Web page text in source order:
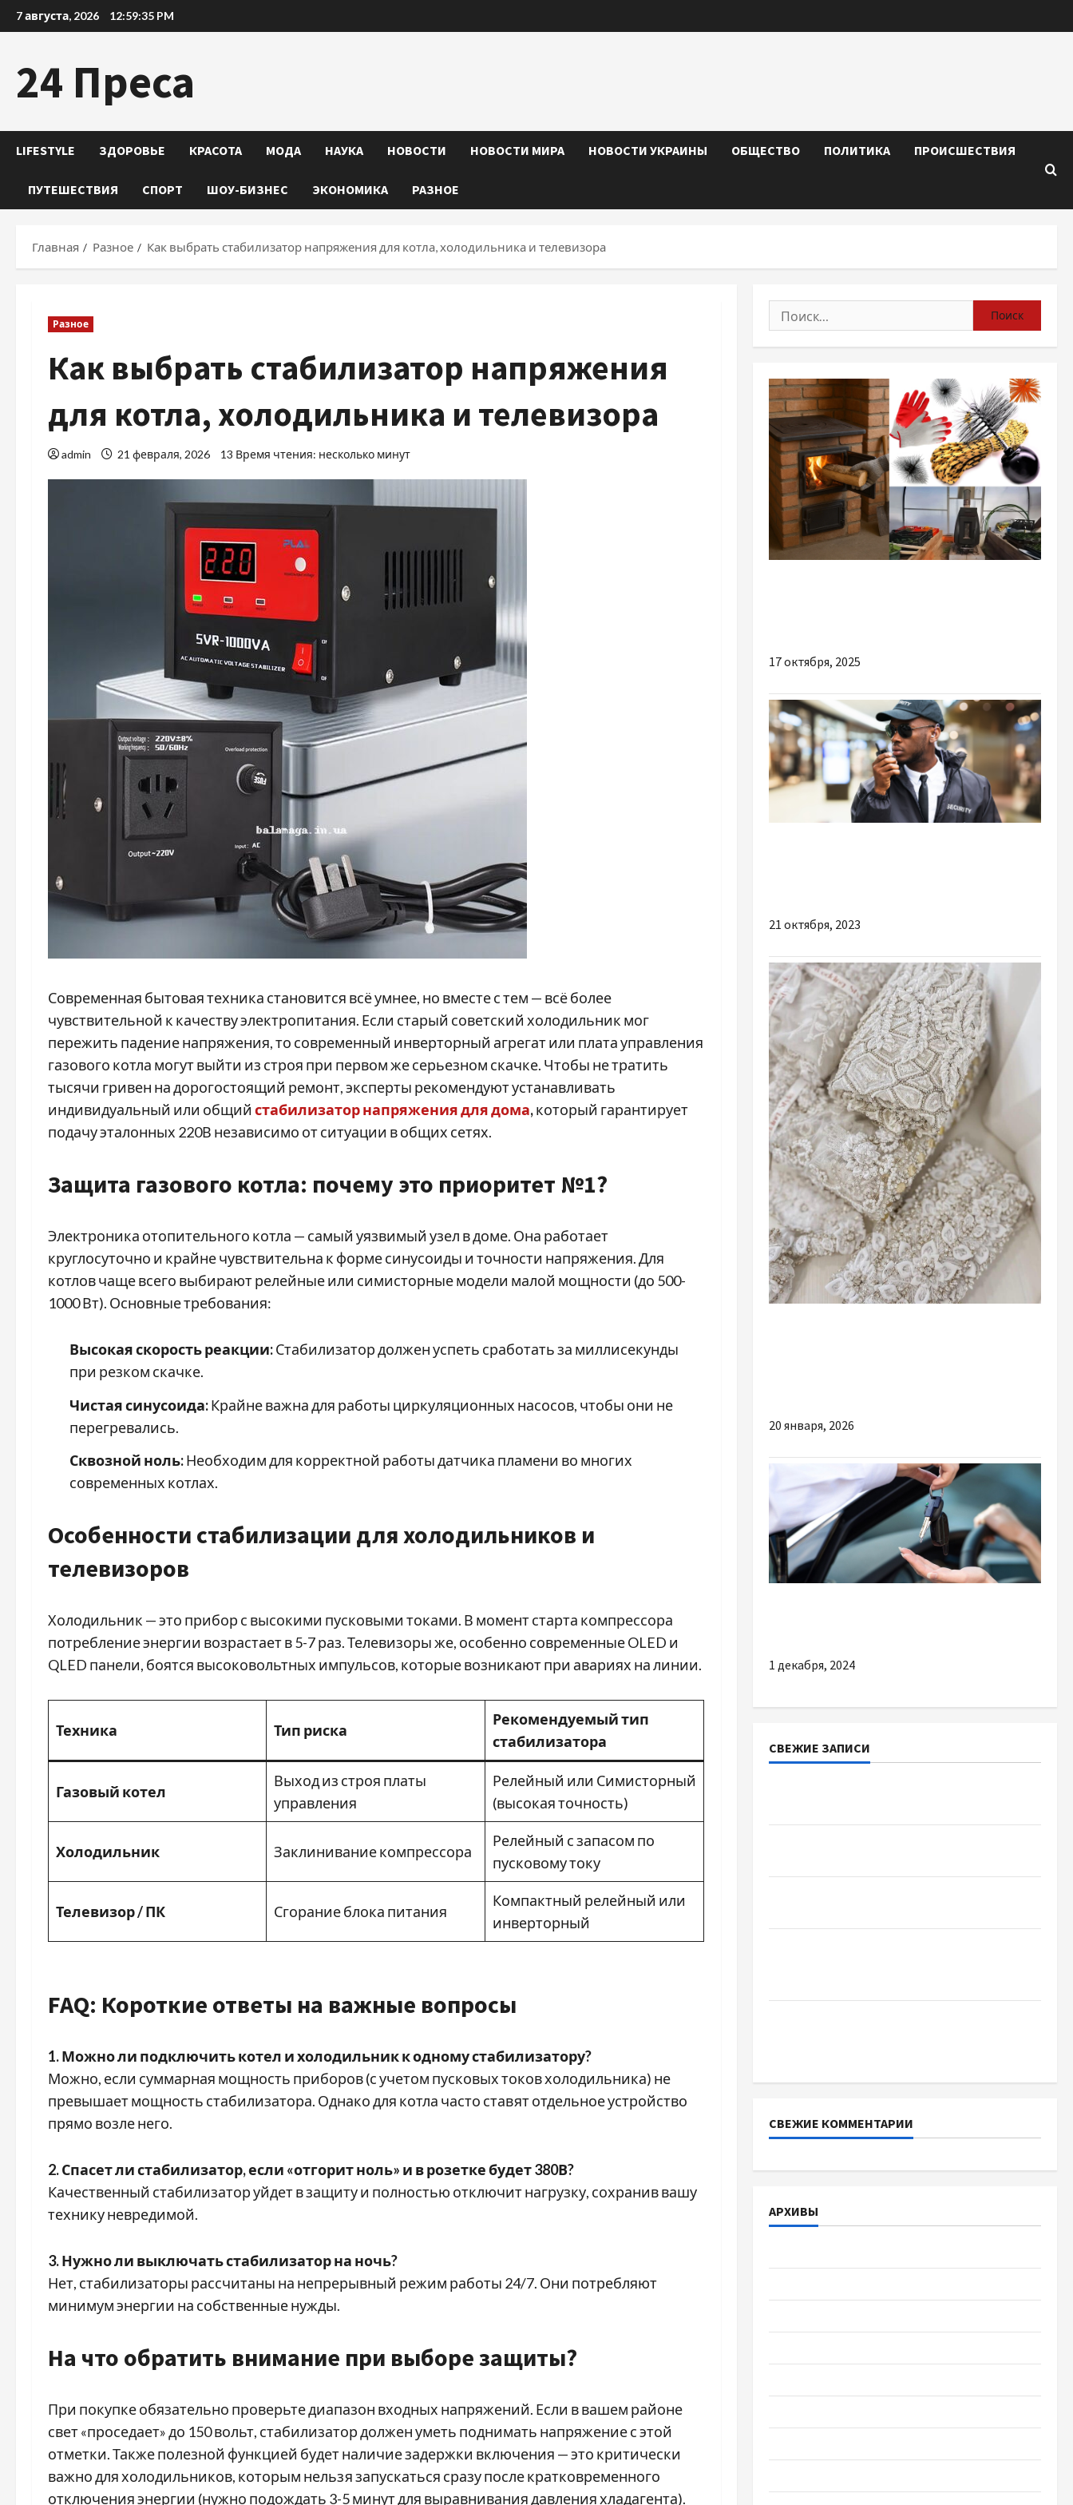
Перейти
к
7 августа, 2026 12:59:36 PM
24 Преса
LIFESTYLE ЗДОРОВЬЕ КРАСОТА МОДА НАУКА НОВОСТИ НОВОСТИ МИРА НОВОСТИ УКРАИНЫ ОБЩЕСТВО ПОЛИТИКА ПРОИСШЕСТВИЯ
ПУТЕШЕСТВИЯ СПОРТ ШОУ-БИЗНЕС ЭКОНОМИКА РАЗНОЕ
Главная Разное Как выбрать стабилизатор напряжения для котла, холодильника и телевизора
Разное
Как выбрать стабилизатор напряжения
для котла, холодильника и телевизора
admin 21 февраля, 2026 13 Время чтения: несколько минут
Современная бытовая техника становится всё умнее, но вместе с тем — всё более
чувствительной к качеству электропитания. Если старый советский холодильник мог
пережить падение напряжения, то современный инверторный агрегат или плата управления
газового котла могут выйти из строя при первом же серьезном скачке. Чтобы не тратить
тысячи гривен на дорогостоящий ремонт, эксперты рекомендуют устанавливать
индивидуальный или общий стабилизатор напряжения для дома,который гарантирует
подачу эталонных 220В независимо от ситуации в общих сетях.
Защита газового котла: почему это приоритет №1?
Электроника отопительного котла — самый уязвимый узел в доме. Она работает
круглосуточно и крайне чувствительна к форме синусоиды и точности напряжения. Для
котлов чаще всего выбирают релейные или симисторные модели малой мощности (до 500-
1000 Вт). Основные требования:
Высокая скорость реакции:Стабилизатор должен успеть сработать за миллисекунды
при резком скачке.
Чистая синусоида:Крайне важна для работы циркуляционных насосов, чтобы они не
перегревались.
Сквозной ноль:Необходим для корректной работы датчика пламени во многих
современных котлах.
Особенности стабилизации для холодильников и
телевизоров
Холодильник — это прибор с высокими пусковыми токами. В момент старта компрессора
потребление энергии возрастает в 5-7 раз. Телевизоры же, особенно современные OLED и
QLED панели, боятся высоковольтных импульсов, которые возникают при авариях на линии.
Техника Тип риска
Рекомендуемый тип
стабилизатора
Газовый котел
Выход из строя платы
управления
Релейный или Симисторный
(высокая точность)
Холодильник Заклинивание компрессора
Релейный с запасом по
пусковому току
Телевизор / ПК Сгорание блока питания
Компактный релейный или
инверторный
FAQ: Короткие ответы на важные вопросы
1. Можно ли подключить котел и холодильник к одному стабилизатору?
Можно, если суммарная мощность приборов (с учетом пусковых токов холодильника) не
превышает мощность стабилизатора. Однако для котла часто ставят отдельное устройство
прямо возле него.
2. Спасет ли стабилизатор, если «отгорит ноль» и в розетке будет 380В?
Качественный стабилизатор уйдет в защиту и полностью отключит нагрузку, сохранив вашу
технику невредимой.
3. Нужно ли выключать стабилизатор на ночь?
Нет, стабилизаторы рассчитаны на непрерывный режим работы 24/7. Они потребляют
минимум энергии на собственные нужды.
На что обратить внимание при выборе защиты?
При покупке обязательно проверьте диапазон входных напряжений. Если в вашем районе
свет «проседает» до 150 вольт, стабилизатор должен уметь поднимать напряжение с этой
отметки. Также полезной функцией будет наличие задержки включения — это критически
важно для холодильников, которым нельзя запускаться сразу после кратковременного
отключения энергии (нужно подождать 3-5 минут для выравнивания давления хладагента).
Найти:
17 октября, 2025
21 октября, 2023
20 января, 2026
1 декабря, 2024
СВЕЖИЕ ЗАПИСИ
СВЕЖИЕ КОММЕНТАРИИ
АРХИВЫ